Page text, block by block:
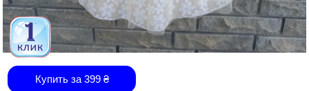
Купить за 399₴